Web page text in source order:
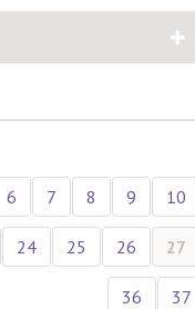
6 7 8 9 10
24 25 26 27
36 37